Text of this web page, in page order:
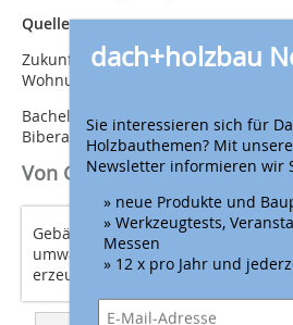
Quellen
Zukunftsorientierte Lösungsansätze
Wohnungsbau
Bachelorthesis Daniel Schank, 2014,
Biberach/Riß; bei Vertr. Prof. Dipl.
Von Gerhard Lutz
Gebäude werden in Zukunft auch
umwandeln und Energie oder gar
erzeugen
dach+holzbau
Sie interessieren sich für
Holzbauthemen? Mit
Newsletter informieren wir
» neue Produkte und
» Werkzeugtests,
Messen
» 12 x pro Jahr und